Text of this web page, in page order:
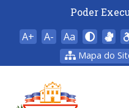
Poder
A+ A- Aa
Mapa do